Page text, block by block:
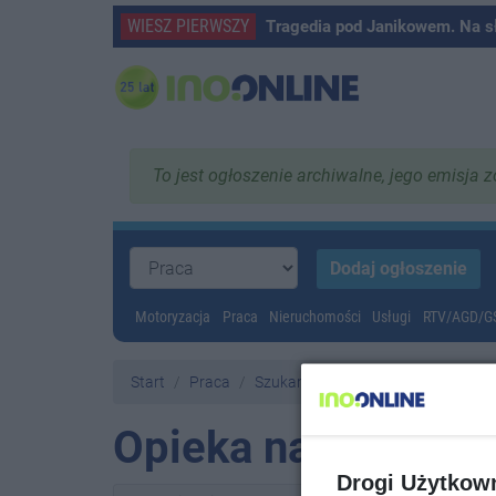
WIESZ PIERWSZY Tragedia pod Janikowem. Na
To jest ogłoszenie archiwalne, jego emisja
Motoryzacja Praca Nieruchomości Usługi RTV/AGD/
Start Praca Szukam pracy
Opieka nad
Drogi